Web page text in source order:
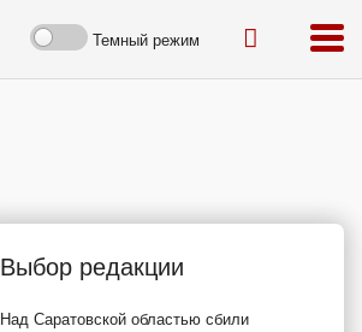
Темный режим
Выбор редакции
Над Саратовской областью сбили